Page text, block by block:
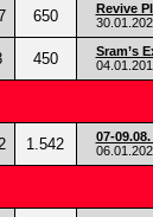
650
Revive
450
Sram’s
1.542
07-